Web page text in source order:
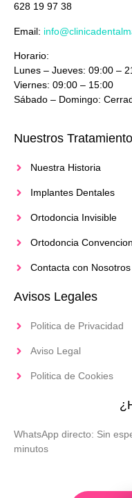
628 19 97 38
Email:
Horario:
Lunes – Jueves: 09:00 –
Viernes: 09:00 – 15:00
Sábado – Domingo:
Nuestros
Nuestra Historia
Implantes Dentales
Ortodoncia Invisible
Ortodoncia
Contacta con Nosotros
Avisos Legales
Politica de Privacidad
Aviso Legal
Politica de Cookies
WhatsApp directo: Sin
minutos